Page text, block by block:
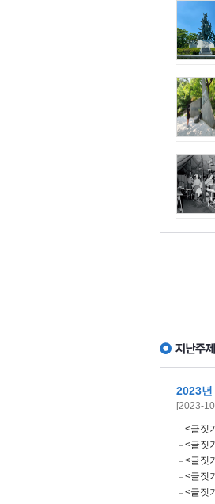
2023년
[2023-
<글짓
<글짓
<글짓
<글짓
<글짓